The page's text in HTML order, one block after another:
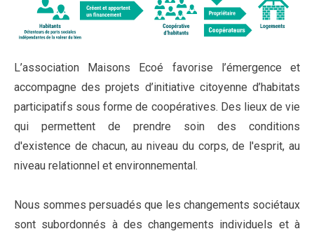
L’association Maisons Ecoé favorise l’émergence et
accompagne des projets d’initiative citoyenne d’habitats
participatifs sous forme de coopératives. Des lieux de vie
qui permettent de prendre soin des conditions
d'existence de chacun, au niveau du corps, de l'esprit, au
niveau relationnel et environnemental.
Nous sommes persuadés que les changements sociétaux
sont subordonnés à des changements individuels et à